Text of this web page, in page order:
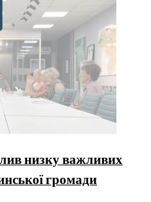
низку важливих
громади